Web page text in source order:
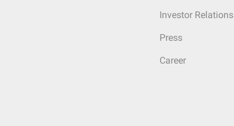
Investor Relations
Press
Career